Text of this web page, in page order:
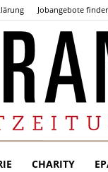
Jobangebote
CHARITY